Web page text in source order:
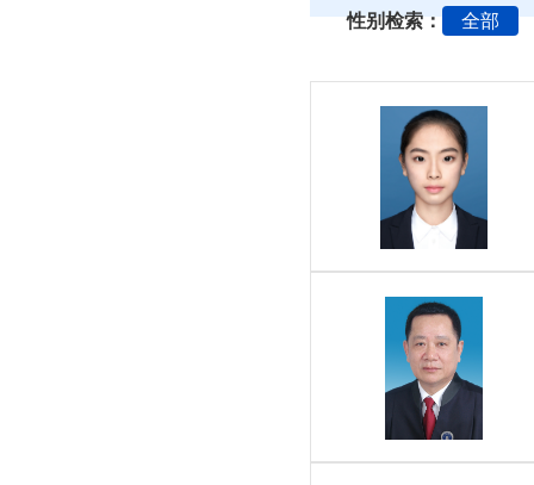
性别检索： 全部